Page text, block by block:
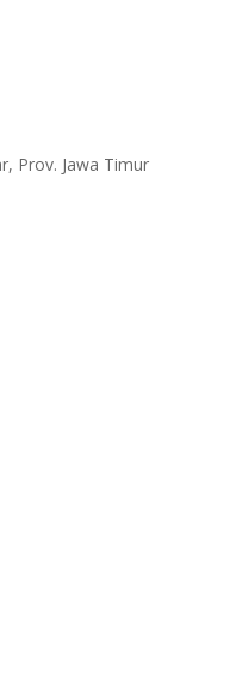
Prov. Jawa Timur